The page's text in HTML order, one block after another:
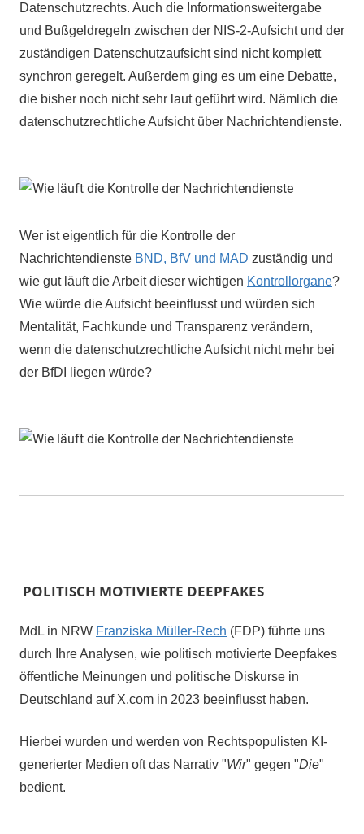
Datenschutzrechts. Auch die Informationsweitergabe
und Bußgeldregeln zwischen der NIS-2-Aufsicht und der
zuständigen Datenschutzaufsicht sind nicht komplett
synchron geregelt. Außerdem ging es um eine Debatte,
die bisher noch nicht sehr laut geführt wird. Nämlich die
datenschutzrechtliche Aufsicht über Nachrichtendienste.
Wer ist eigentlich für die Kontrolle der
Nachrichtendienste BND, BfV und MAD zuständig und
wie gut läuft die Arbeit dieser wichtigen Kontrollorgane?
Wie würde die Aufsicht beeinflusst und würden sich
Mentalität, Fachkunde und Transparenz verändern,
wenn die datenschutzrechtliche Aufsicht nicht mehr bei
der BfDI liegen würde?
POLITISCH MOTIVIERTE DEEPFAKES
MdL in NRW Franziska Müller-Rech (FDP) führte uns
durch Ihre Analysen, wie politisch motivierte Deepfakes
öffentliche Meinungen und politische Diskurse in
Deutschland auf X.com in 2023 beeinflusst haben.
Hierbei wurden und werden von Rechtspopulisten KI-
generierter Medien oft das Narrativ "Wir" gegen "Die"
bedient.